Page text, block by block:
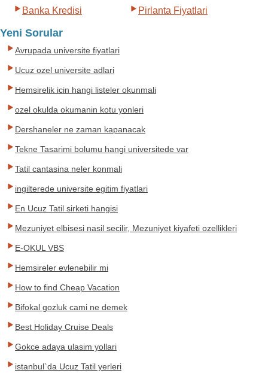
Banka Kredisi
Pirlanta Fiyatlari
Yeni Sorular
Avrupada universite fiyatlari
Ucuz ozel universite adlari
Hemsirelik icin hangi listeler okunmali
ozel okulda okumanin kotu yonleri
Dershaneler ne zaman kapanacak
Tekne Tasarimi bolumu hangi universitede var
Tatil cantasina neler konmali
ingilterede universite egitim fiyatlari
En Ucuz Tatil sirketi hangisi
Mezuniyet elbisesi nasil secilir, Mezuniyet kiyafeti ozellikleri
E-OKUL VBS
Hemsireler evlenebilir mi
How to find Cheap Vacation
Bifokal gozluk cami ne demek
Best Holiday Cruise Deals
Gokce adaya ulasim yollari
istanbul`da Ucuz Tatil yerleri